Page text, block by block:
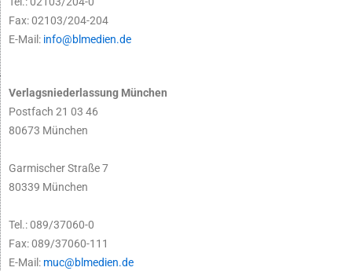
Fax: 02103/204-204
E-Mail: info@blmedien.de
Verlagsniederlassung München
Postfach 21 03 46
80673 München
Garmischer Straße 7
80339 München
Tel.: 089/37060-0
Fax: 089/37060-111
E-Mail: muc@blmedien.de